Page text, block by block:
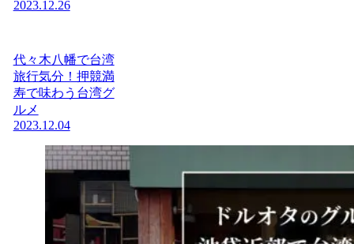
2023.12.26
代々木八幡で台湾
旅行気分！押競満
寿で味わう台湾グ
ルメ
2023.12.04